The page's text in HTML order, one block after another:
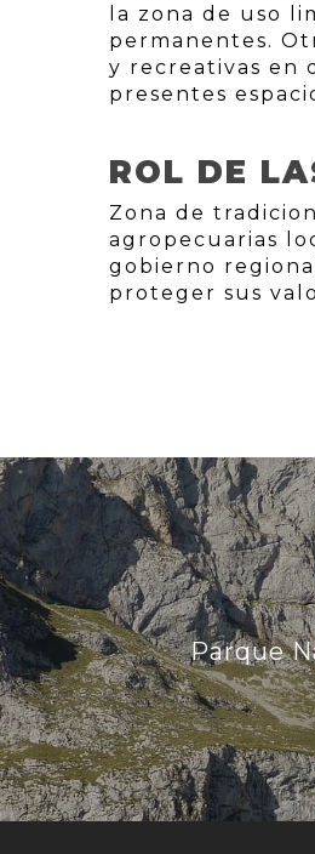
la zona de uso
permanentes.
y recreativas en
presentes
ROL DE
Zona de
agropecuarias
gobierno
proteger sus
Parque